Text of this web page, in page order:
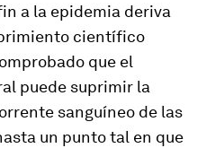
a la epidemia deriva
científico
que el
puede suprimir la
sanguíneo de las
un punto tal en que